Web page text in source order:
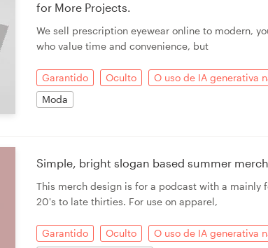
for More Projects.
We sell prescription eyewear online to modern,
who value time and convenience, but
Garantido Oculto O uso de IA generativa
Moda
Simple, bright slogan based summer merch
This merch design is for a podcast with a mainly
20's to late thirties. For use on apparel,
Garantido Oculto O uso de IA generativa